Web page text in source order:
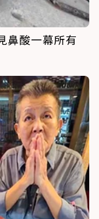
鼻酸一幕所有